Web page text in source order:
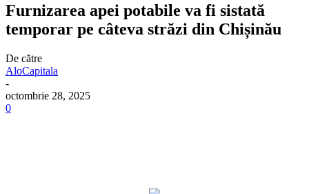
Furnizarea apei potabile va fi sistată
temporar pe câteva străzi din Chișinău
De către
AloCapitala
-
octombrie 28, 2025
0